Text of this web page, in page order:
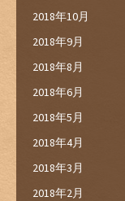
2018年10月
2018年9月
2018年8月
2018年6月
2018年5月
2018年4月
2018年3月
2018年2月